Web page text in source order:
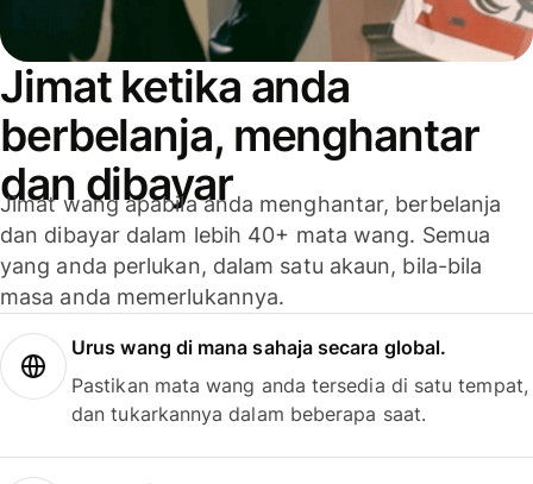
Jimat ketika anda
berbelanja, menghantar
dan dibayar
Jimat wang apabila anda menghantar, berbelanja
dan dibayar dalam lebih 40+ mata wang. Semua
yang anda perlukan, dalam satu akaun, bila-bila
masa anda memerlukannya.
Urus wang di mana sahaja secara global.
Pastikan mata wang anda tersedia di satu tempat,
dan tukarkannya dalam beberapa saat.